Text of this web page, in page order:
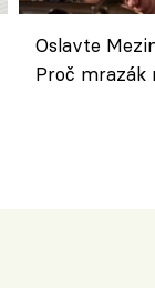
Oslavte
Proč